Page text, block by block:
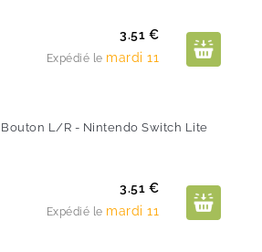
Prix
3.51 €
Expédié le mardi 11
Bouton L/R - Nintendo Switch Lite
Prix
3.51 €
Expédié le mardi 11